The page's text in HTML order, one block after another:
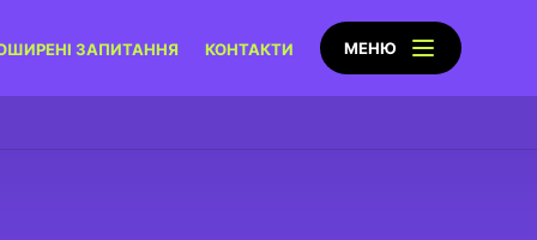
ЗАПИТАННЯ КОНТАКТИ МЕНЮ